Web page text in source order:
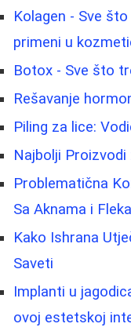
Kolagen - Sve
primeni u
Botox - Sve što
Rešavanje
Piling za lice:
Najbolji
Problematična
Sa Aknama i
Kako Ishrana
Saveti
Implanti u
ovoj estetskoj